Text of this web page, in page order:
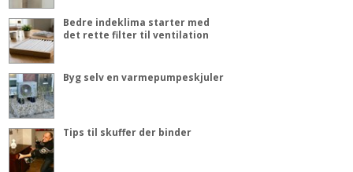
Bedre indeklima starter med
det rette filter til ventilation
Byg selv en varmepumpeskjuler
Tips til skuffer der binder